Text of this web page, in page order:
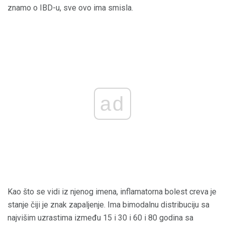
znamo o IBD-u, sve ovo ima smisla.
ad
Kao što se vidi iz njenog imena, inflamatorna bolest creva je
stanje čiji je znak zapaljenje. Ima bimodalnu distribuciju sa
najvišim uzrastima između 15 i 30 i 60 i 80 godina sa